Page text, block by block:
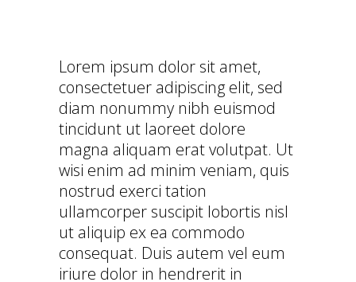
Lorem ipsum dolor sit amet,
consectetuer adipiscing elit, sed
diam nonummy nibh euismod
tincidunt ut laoreet dolore
magna aliquam erat volutpat. Ut
wisi enim ad minim veniam, quis
nostrud exerci tation
ullamcorper suscipit lobortis nisl
ut aliquip ex ea commodo
consequat. Duis autem vel eum
iriure dolor in hendrerit in